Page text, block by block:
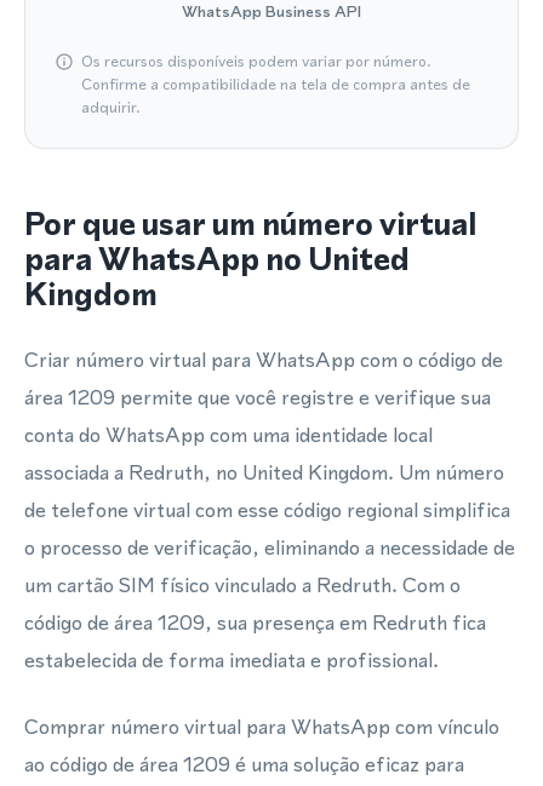
WhatsApp Business API
Os recursos disponíveis podem variar por número.
Confirme a compatibilidade na tela de compra antes de
adquirir.
Por que usar um número virtual
para WhatsApp no United
Kingdom
Criar número virtual para WhatsApp com o código de
área 1209 permite que você registre e verifique sua
conta do WhatsApp com uma identidade local
associada a Redruth, no United Kingdom. Um número
de telefone virtual com esse código regional simplifica
o processo de verificação, eliminando a necessidade de
um cartão SIM físico vinculado a Redruth. Com o
código de área 1209, sua presença em Redruth fica
estabelecida de forma imediata e profissional.
Comprar número virtual para WhatsApp com vínculo
ao código de área 1209 é uma solução eficaz para